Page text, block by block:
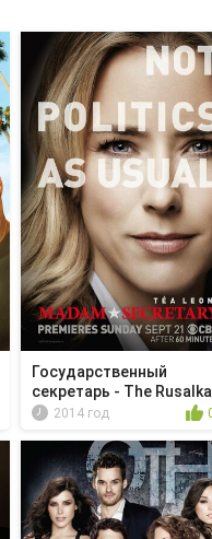
Государственный
секретарь - The Rusalka
2014 год